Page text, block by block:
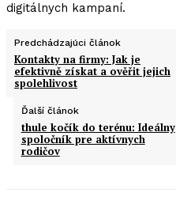
digitálnych kampaní.
Predchádzajúci článok
Kontakty na firmy: Jak je
efektivně získat a ověřit jejich
spolehlivost
Ďalší článok
thule kočík do terénu: Ideálny
spoločník pre aktívnych
rodičov